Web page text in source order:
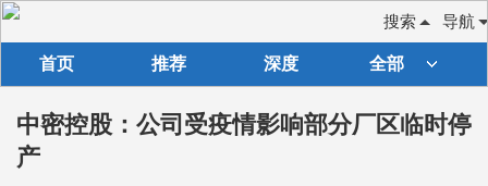
导航
搜索
首页 推荐 深度 全部
中密控股：公司受疫情影响部分厂区临时停
产